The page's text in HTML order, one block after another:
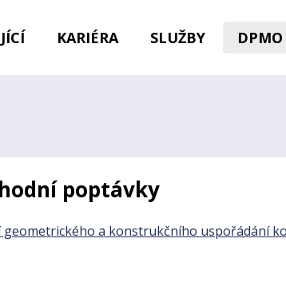
KARIÉRA SLUŽBY DPMO
poptávky
a konstrukčního uspořádání